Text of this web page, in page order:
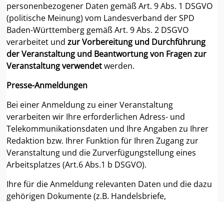
personenbezogener Daten gemäß Art. 9 Abs. 1 DSGVO
(politische Meinung) vom Landesverband der SPD
Baden-Württemberg gemäß Art. 9 Abs. 2 DSGVO
verarbeitet undzur Vorbereitung und Durchführung
der Veranstaltung und Beantwortung von Fragen zur
Veranstaltung verwendetwerden.
Presse-Anmeldungen
Bei einer Anmeldung zu einer Veranstaltung
verarbeiten wir Ihre erforderlichen Adress- und
Telekommunikationsdaten und Ihre Angaben zu Ihrer
Redaktion bzw. Ihrer Funktion für Ihren Zugang zur
Veranstaltung und die Zurverfügungstellung eines
Arbeitsplatzes (Art.6 Abs.1 b DSGVO).
Ihre für die Anmeldung relevanten Daten und die dazu
gehörigen Dokumente (z.B. Handelsbriefe,